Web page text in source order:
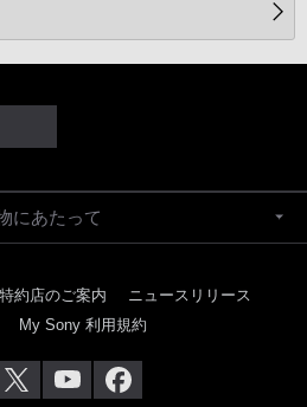
にあたって
特約店のご案内
ニュースリリース
My Sony 利用規約